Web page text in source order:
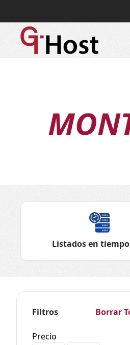
Listados en
Filtros Borrar
Precio